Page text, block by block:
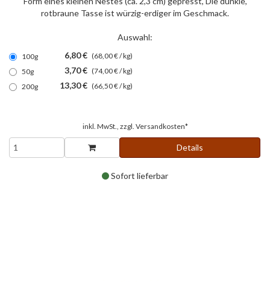
rotbraune Tasse ist würzig-erdiger im Geschmack.
Auswahl:
100g 6,80 € (68,00 € / kg)
50g
3,70 € (74,00 € / kg)
200g
13,30 € (66,50 € / kg)
inkl. MwSt., zzgl. Versandkosten*
Details
Sofort lieferbar